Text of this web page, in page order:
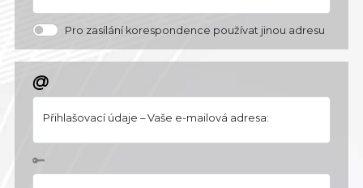
Pro zasílání korespondence používat jinou adresu
@
Přihlašovací údaje – Vaše e-mailová adresa: